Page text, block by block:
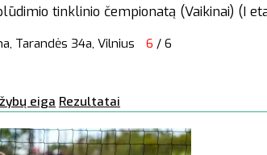
tinklinio čempionatą (Vaikinai) (I
Tarandės 34a, Vilnius 6 / 6
eiga Rezultatai